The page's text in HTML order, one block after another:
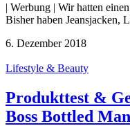
| Werbung | Wir hatten
Bisher haben Jeansjacken,
6. Dezember 2018
Lifestyle & Beauty
Produkttest &
Boss Bottled